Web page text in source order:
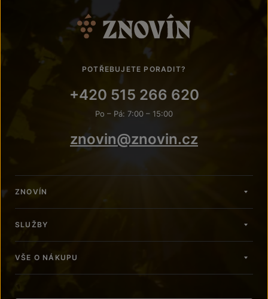
POTŘEBUJETE PORADIT?
+420 515 266 620
Po – Pá: 7:00 – 15:00
znovin@znovin.cz
ZNOVÍN
SLUŽBY
VŠE O NÁKUPU